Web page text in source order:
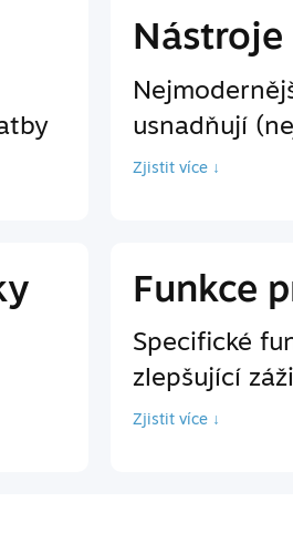
Nástroje
usnadňují
Zjistit více ↓
Funkce
Specifické
zlepšující
Zjistit více ↓